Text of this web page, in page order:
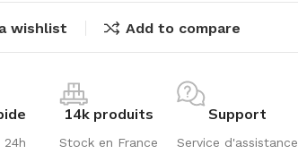
wishlist Add to compare
14k produits
Stock en France
Support
Service d'assistance